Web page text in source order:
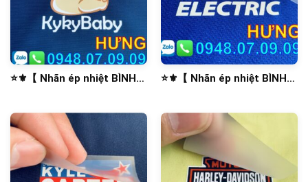
⭐️⚜️【 Nhãn ép nhiệt BÌNH
⭐️⚜️【 Nhãn ép nhiệt BÌNH